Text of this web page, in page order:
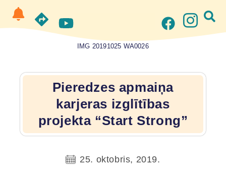
IMG 20191025 WA0026
Pieredzes apmaiņa
karjeras izglītības
projekta “Start Strong”
25. oktobris, 2019.